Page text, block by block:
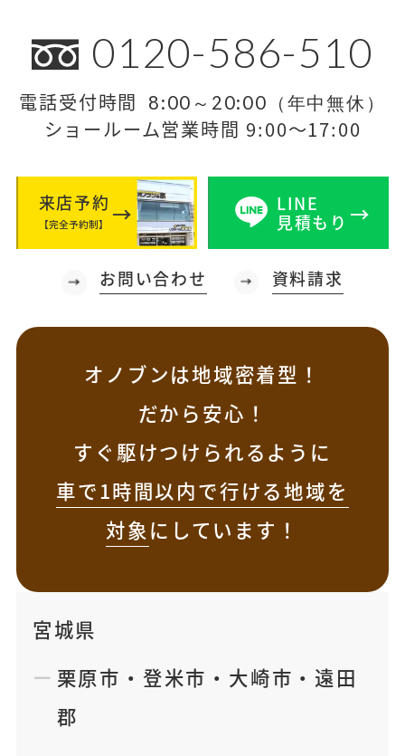
0120-586-510
電話受付時間 8:00～20:00（年中無休）
ショールーム営業時間 9:00～17:00
来店予約
【完全予約制】
LINE
見積もり
お問い合わせ 資料請求
オノブンは地域密着型！
だから安心！
すぐ駆けつけられるように
車で1時間以内で行ける地域を
対象にしています！
宮城県
栗原市 ・ 登米市 ・ 大崎市 ・ 遠田
郡